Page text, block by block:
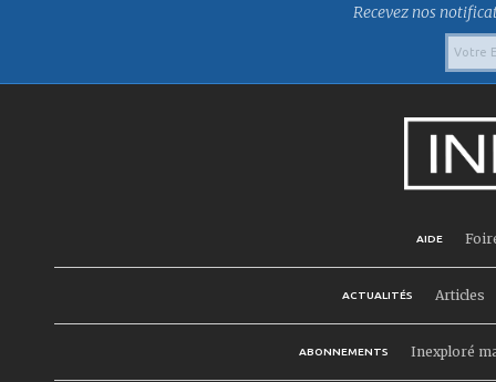
Recevez nos
AIDE
ACTUALITÉS Articles
ABONNEMENTS Inexploré